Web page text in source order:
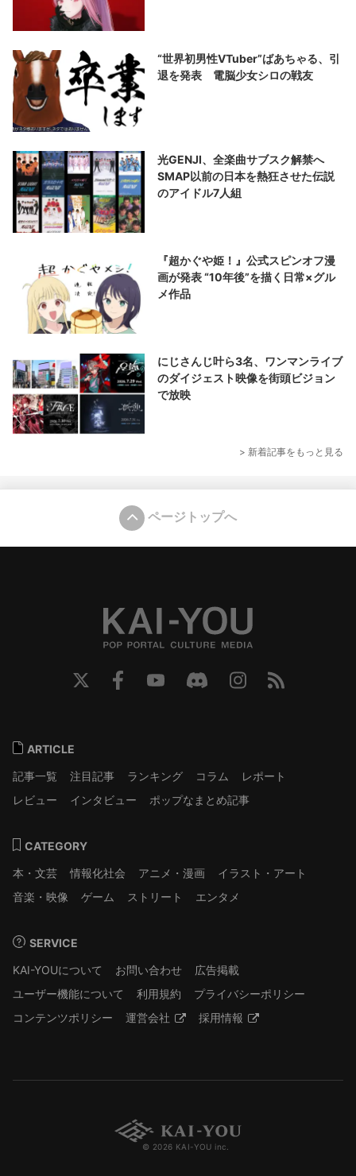
“世界初男性VTuber”ばあちゃる、引
退を発表 電脳少女シロの戦友
光GENJI、全楽曲サブスク解禁へ
SMAP以前の日本を熱狂させた伝説
のアイドル7人組
『超かぐや姫！』公式スピンオフ漫
画が発表 “10年後”を描く日常×グル
メ作品
にじさんじ叶ら3名、ワンマンライブ
のダイジェスト映像を街頭ビジョン
で放映
> 新着記事をもっと見る
ページトップへ
ARTICLE
記事一覧
注目記事 ランキング コラム
レポート
レビュー
インタビュー ポップなまとめ記事
CATEGORY
本・文芸
情報化社会 アニメ・漫画
イラスト・アート
音楽・映像
ゲーム ストリート エンタメ
SERVICE
KAI-YOUについて
お問い合わせ
広告掲載
ユーザー機能について
利用規約
プライバシーポリシー
コンテンツポリシー
運営会社 採用情報
© 2026 KAI-YOU inc.